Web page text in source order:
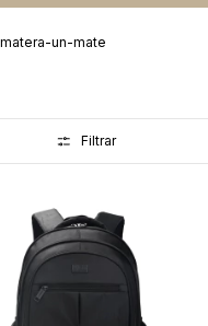
un-mate
Filtrar